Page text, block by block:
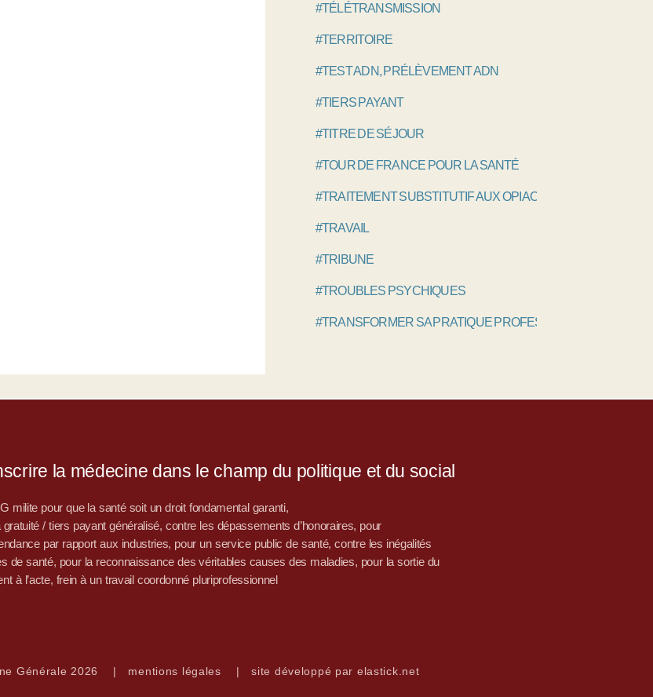
#TÉLÉTRANSMISSION
#TERRITOIRE
#TEST ADN, PRÉLÈVEMENT ADN
#TIERS PAYANT
#TITRE DE SÉJOUR
#TOUR DE FRANCE POUR LA SANTÉ
#TRAITEMENT SUBSTITUTIF AUX OPIACÉS, TSO
#TRAVAIL
#TRIBUNE
#TROUBLES PSYCHIQUES
#TRANSFORMER SA PRATIQUE PROFESSIONNELLE
la médecine dans le champ du politique et du social
milite pour que la santé soit un droit fondamental garanti,
gratuité / tiers payant généralisé, contre les dépassements d’honoraires, pour
par rapport aux industries, pour un service public de santé, contre les inégalités
de santé, pour la reconnaissance des véritables causes des maladies, pour la sortie du
à l’acte, frein à un travail coordonné pluriprofessionnel
Générale 2026 | mentions légales | site développé par elastick.net